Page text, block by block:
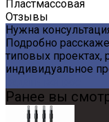
Пластмассовая
Отзывы
Нужна
Подробно
типовых проектах,
индивидуальное
Ранее вы